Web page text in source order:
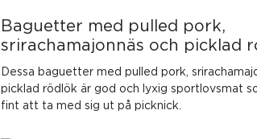
Baguetter med pulled pork,
srirachamajonnäs och picklad
Dessa baguetter med pulled pork,
picklad rödlök är god och lyxig sportlovsmat
fint att ta med sig ut på picknick.